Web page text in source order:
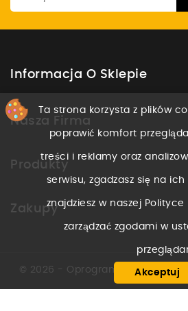
Informacja O Sklepie
Nasza Firma
Produkty
Zakupy
Ta strona korzysta z plików
poprawić komfort
treści i reklamy oraz
serwisu, zgadzasz się na ich
znajdziesz w naszej Polityce
zarządzać zgodami w
Akceptuj
© 2026 - Oprogramowanie e-